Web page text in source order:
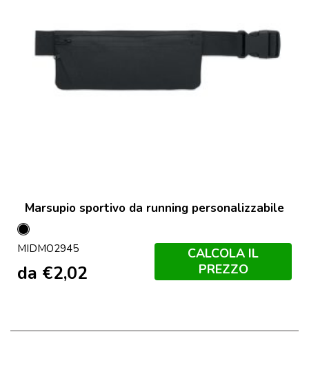
Marsupio sportivo da running personalizzabile
Nero
MIDMO2945
da €2,02
CALCOLA IL
PREZZO